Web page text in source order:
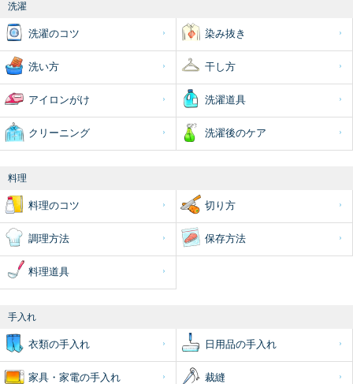
洗濯
洗濯のコツ 染み抜き
洗い方 干し方
アイロンがけ 洗濯道具
クリーニング 洗濯後のケア
料理
料理のコツ 切り方
調理方法 保存方法
料理道具
手入れ
衣類の手入れ 日用品の手入れ
家具・家電の手入れ 裁縫